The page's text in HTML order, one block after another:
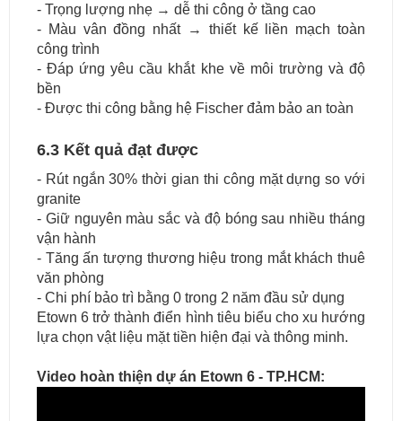
- Trọng lượng nhẹ → dễ thi công ở tầng cao
- Màu vân đồng nhất → thiết kế liền mạch toàn
công trình
- Đáp ứng yêu cầu khắt khe về môi trường và độ
bền
- Được thi công bằng hệ Fischer đảm bảo an toàn
6.3 Kết quả đạt được
- Rút ngắn 30% thời gian thi công mặt dựng so với
granite
- Giữ nguyên màu sắc và độ bóng sau nhiều tháng
vận hành
- Tăng ấn tượng thương hiệu trong mắt khách thuê
văn phòng
- Chi phí bảo trì bằng 0 trong 2 năm đầu sử dụng
Etown 6 trở thành điển hình tiêu biểu cho xu hướng
lựa chọn vật liệu mặt tiền hiện đại và thông minh.
Video hoàn thiện dự án Etown 6 - TP.HCM: